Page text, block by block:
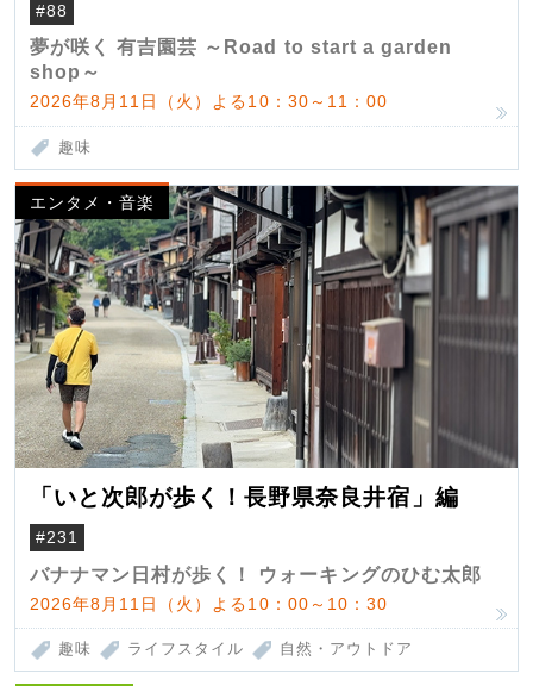
#88
夢が咲く 有吉園芸 ～Road to start a garden
shop～
2026年8月11日（火）よる10：30～11：00
趣味
エンタメ・音楽
「いと次郎が歩く！長野県奈良井宿」編
#231
バナナマン日村が歩く！ ウォーキングのひむ太郎
2026年8月11日（火）よる10：00～10：30
趣味 ライフスタイル 自然・アウトドア